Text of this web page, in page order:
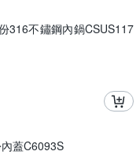
316不鏽鋼內鍋CSUS117
蓋C6093S